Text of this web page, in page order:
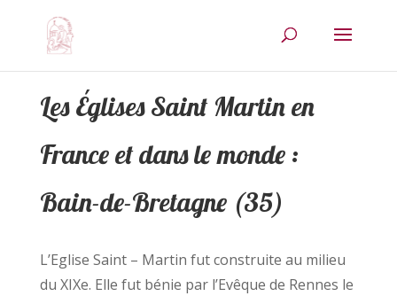
Les Églises Saint Martin en
France et dans le monde :
Bain-de-Bretagne (35)
L’Eglise Saint – Martin fut construite au milieu
du XIXe. Elle fut bénie par l’Evêque de Rennes le